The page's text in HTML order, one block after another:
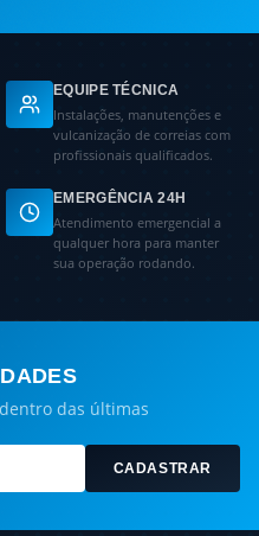
EQUIPE TÉCNICA
Instalações, manutenções e
vulcanização de correias com
profissionais qualificados.
EMERGÊNCIA 24H
Atendimento emergencial a
qualquer hora para manter
sua operação rodando.
das últimas
CADASTRAR